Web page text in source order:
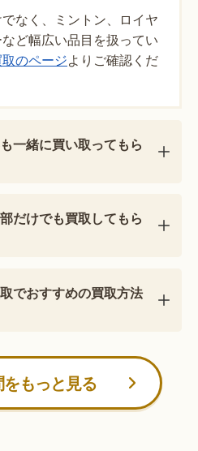
なく、ミントン、ロイヤ
ど幅広い品目を扱ってい
のページよりご確認くだ
一緒に買い取ってもら
だけでも買取してもら
でおすすめの買取方法
もっと見る